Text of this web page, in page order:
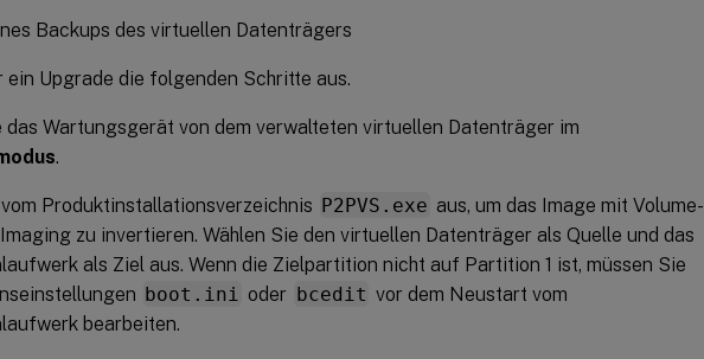
Backups des virtuellen Datenträgers
ein Upgrade die folgenden Schritte aus.
das Wartungsgerät von dem verwalteten virtuellen Datenträger im
.
Produktinstallationsverzeichnis P2PVS.exe aus, um das Image mit Volume-
zu invertieren. Wählen Sie den virtuellen Datenträger als Quelle und das
als Ziel aus. Wenn die Zielpartition nicht auf Partition 1 ist, müssen Sie
boot.ini oder bcedit vor dem Neustart vom
bearbeiten.